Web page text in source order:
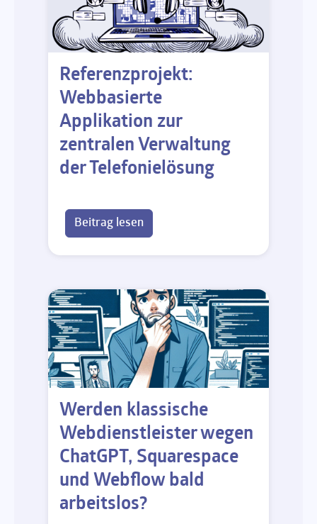
Referenzprojekt:
Webbasierte
Applikation zur
zentralen Verwaltung
der Telefonielösung
Beitrag lesen
Werden klassische
Webdienstleister wegen
ChatGPT, Squarespace
und Webflow bald
arbeitslos?